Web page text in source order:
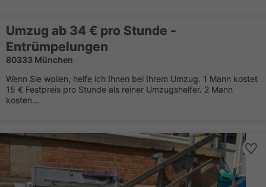
Umzug ab 34 € pro Stunde -
Entrümpelungen
80333 München
Wenn Sie wollen, helfe ich Ihnen bei Ihrem Umzug. 1 Mann kostet
15 € Festpreis pro Stunde als reiner Umzugshelfer. 2 Mann
kosten...